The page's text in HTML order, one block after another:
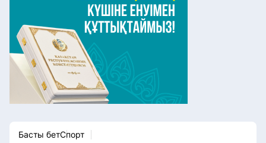
Елорда жаңалықтары
Көзқарас
Саясат
Видео
Әлеумет
Экономика
Спорт
Мәдениет
Басты бетСпорт